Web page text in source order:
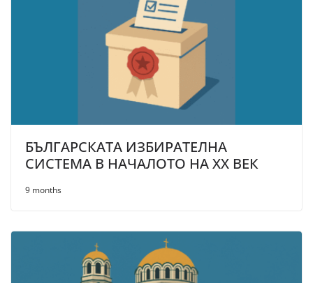
БЪЛГАРСКАТА ИЗБИРАТЕЛНА
СИСТЕМА В НАЧАЛОТО НА XX ВЕК
9 months